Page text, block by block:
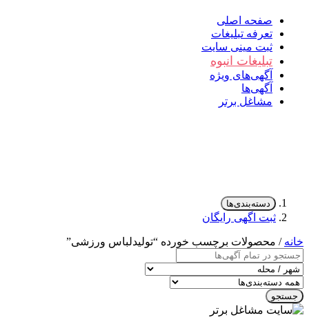
صفحه اصلی
تعرفه تبلیغات
ثبت مینی سایت
تبلیغات انبوه
آگهی‌های ویژه
آگهی‌ها
مشاغل برتر
دسته‌بندی‌ها
ثبت اگهی رایگان
خانه / محصولات برچسب خورده “تولیدلباس ورزشی”
جستجو